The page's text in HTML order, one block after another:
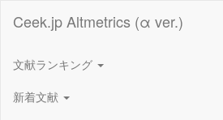
Ceek.jp Altmetrics (α ver.)
文献ランキング
新着文献